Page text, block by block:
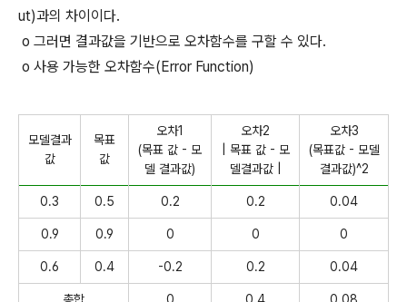
ut)과의 차이이다.
o 그러면 결과값을 기반으로 오차함수를 구할 수 있다.
o 사용 가능한 오차함수(Error Function)
모델결과
값
목표
값
오차1
(목표 값 - 모
델 결과값)
오차2
| 목표 값 - 모
델결과값 |
오차3
(목표값 - 모델
결과값)^2
0.3 0.5 0.2 0.2 0.04
0.9 0.9 0 0 0
0.6 0.4 -0.2 0.2 0.04